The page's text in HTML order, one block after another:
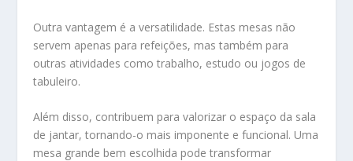
Outra vantagem é a versatilidade. Estas mesas não
servem apenas para refeições, mas também para
outras atividades como trabalho, estudo ou jogos de
tabuleiro.
Além disso, contribuem para valorizar o espaço da sala
de jantar, tornando-o mais imponente e funcional. Uma
mesa grande bem escolhida pode transformar